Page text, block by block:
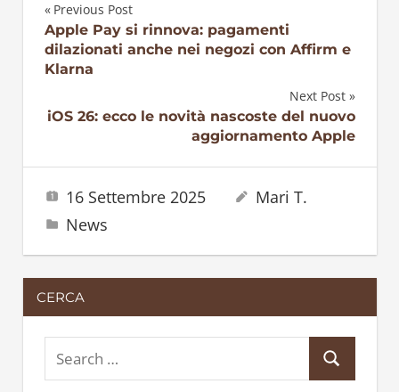
Navigazione
articoli
Previous Post
Apple Pay si rinnova: pagamenti
dilazionati anche nei negozi con Affirm e
Klarna
Next Post
iOS 26: ecco le novità nascoste del nuovo
aggiornamento Apple
16 Settembre 2025
Mari T.
News
CERCA
e